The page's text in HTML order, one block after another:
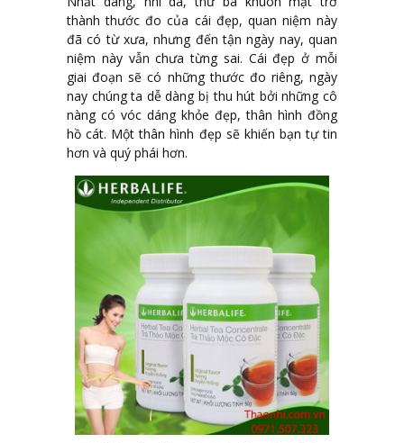
thành thước đo của cái đẹp, quan niệm này
đã có từ xưa, nhưng đến tận ngày nay, quan
niệm này vẫn chưa từng sai. Cái đẹp ở mỗi
giai đoạn sẽ có những thước đo riêng, ngày
nay chúng ta dễ dàng bị thu hút bởi những cô
nàng có vóc dáng khỏe đẹp, thân hình đồng
hồ cát. Một thân hình đẹp sẽ khiến bạn tự tin
hơn và quý phái hơn.